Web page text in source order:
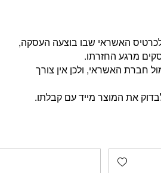
האשראי שבו בוצעה העסקה,
חברת האשראי, ולכן אין צורך
את המוצר מייד עם קבלתו.
Add wishlist